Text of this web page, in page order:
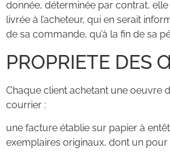
donnée, déterminée par contrat,
livrée à l’acheteur, qui en serait
de sa commande, qu’à la fin de sa
PROPRIETE DES
Chaque client achetant une oeuvre
courrier :
une facture établie sur papier à
exemplaires originaux, dont un pour